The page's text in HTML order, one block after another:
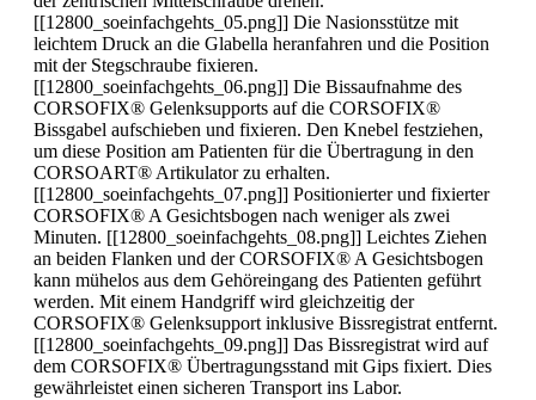
[[12800_soeinfachgehts_05.png]] Die Nasionsstütze mit
leichtem Druck an die Glabella heranfahren und die Position
mit der Stegschraube fixieren.
[[12800_soeinfachgehts_06.png]] Die Bissaufnahme des
CORSOFIX® Gelenksupports auf die CORSOFIX®
Bissgabel aufschieben und fixieren. Den Knebel festziehen,
um diese Position am Patienten für die Übertragung in den
CORSOART® Artikulator zu erhalten.
[[12800_soeinfachgehts_07.png]] Positionierter und fixierter
CORSOFIX® A Gesichtsbogen nach weniger als zwei
Minuten. [[12800_soeinfachgehts_08.png]] Leichtes Ziehen
an beiden Flanken und der CORSOFIX® A Gesichtsbogen
kann mühelos aus dem Gehöreingang des Patienten geführt
werden. Mit einem Handgriff wird gleichzeitig der
CORSOFIX® Gelenksupport inklusive Bissregistrat entfernt.
[[12800_soeinfachgehts_09.png]] Das Bissregistrat wird auf
dem CORSOFIX® Übertragungsstand mit Gips fixiert. Dies
gewährleistet einen sicheren Transport ins Labor.